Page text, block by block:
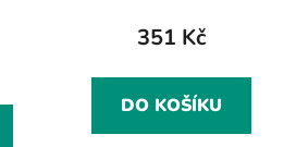
351 Kč
DO KOŠÍKU